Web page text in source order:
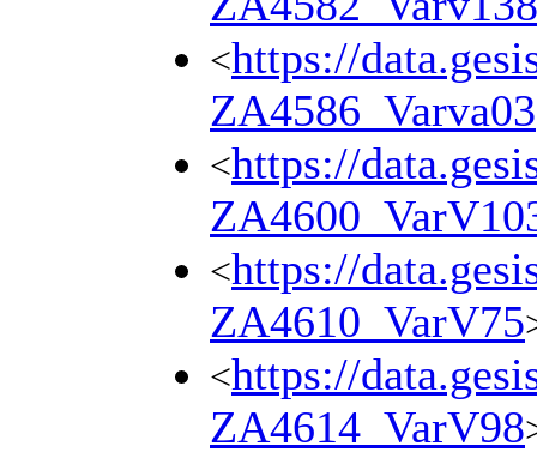
<https://
ZA4586_Varva03
<https://
<https://
ZA4610_VarV75
<https://
ZA4614_VarV98